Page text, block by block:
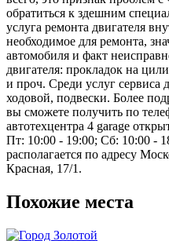
обратиться к здешним
услуга ремонта двигателя
необходимое для ремонта,
автомобиля и факт
двигателя: прокладок на
и проч. Среди услуг сервиса
ходовой, подвески. Более
вы сможете получить по
автотехцентра 4 garage
Пт: 10:00 - 19:00; Сб: 10:00 -
располагается по адресу
Красная, 17/1.
Похожие места